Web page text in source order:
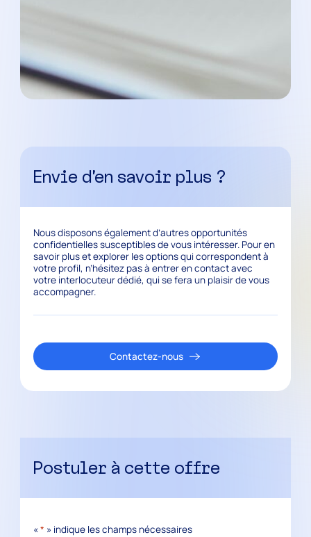
Envie d’en savoir plus ?
Nous disposons également d’autres opportunités
confidentielles susceptibles de vous intéresser. Pour en
savoir plus et explorer les options qui correspondent à
votre profil, n’hésitez pas à entrer en contact avec
votre interlocuteur dédié, qui se fera un plaisir de vous
accompagner.
Contactez-nous
Postuler à cette offre
«* » indique les champs nécessaires